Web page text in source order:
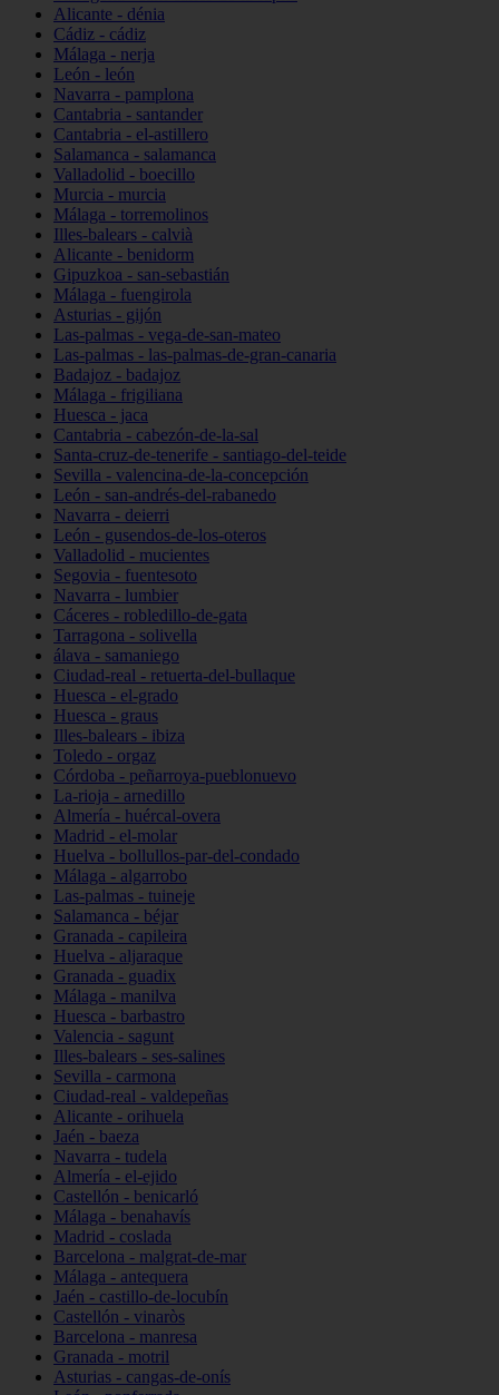
Alicante - dénia
Cádiz - cádiz
Málaga - nerja
León - león
Navarra - pamplona
Cantabria - santander
Cantabria - el-astillero
Salamanca - salamanca
Valladolid - boecillo
Murcia - murcia
Málaga - torremolinos
Illes-balears - calvià
Alicante - benidorm
Gipuzkoa - san-sebastián
Málaga - fuengirola
Asturias - gijón
Las-palmas - vega-de-san-mateo
Las-palmas - las-palmas-de-gran-canaria
Badajoz - badajoz
Málaga - frigiliana
Huesca - jaca
Cantabria - cabezón-de-la-sal
Santa-cruz-de-tenerife - santiago-del-teide
Sevilla - valencina-de-la-concepción
León - san-andrés-del-rabanedo
Navarra - deierri
León - gusendos-de-los-oteros
Valladolid - mucientes
Segovia - fuentesoto
Navarra - lumbier
Cáceres - robledillo-de-gata
Tarragona - solivella
álava - samaniego
Ciudad-real - retuerta-del-bullaque
Huesca - el-grado
Huesca - graus
Illes-balears - ibiza
Toledo - orgaz
Córdoba - peñarroya-pueblonuevo
La-rioja - arnedillo
Almería - huércal-overa
Madrid - el-molar
Huelva - bollullos-par-del-condado
Málaga - algarrobo
Las-palmas - tuineje
Salamanca - béjar
Granada - capileira
Huelva - aljaraque
Granada - guadix
Málaga - manilva
Huesca - barbastro
Valencia - sagunt
Illes-balears - ses-salines
Sevilla - carmona
Ciudad-real - valdepeñas
Alicante - orihuela
Jaén - baeza
Navarra - tudela
Almería - el-ejido
Castellón - benicarló
Málaga - benahavís
Madrid - coslada
Barcelona - malgrat-de-mar
Málaga - antequera
Jaén - castillo-de-locubín
Castellón - vinaròs
Barcelona - manresa
Granada - motril
Asturias - cangas-de-onís